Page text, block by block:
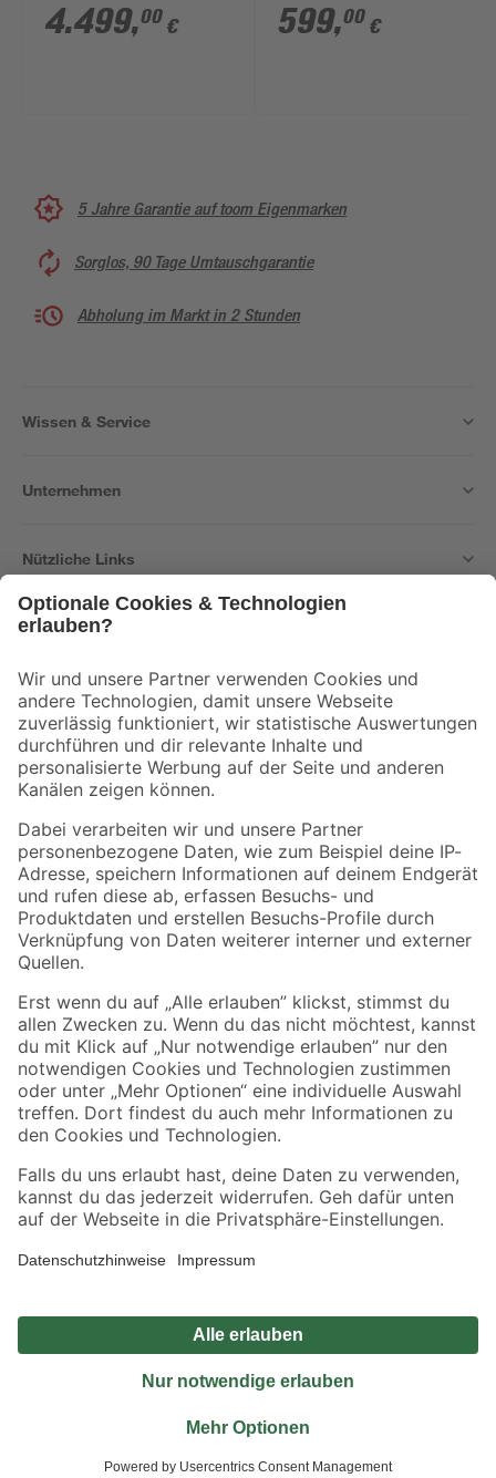
cm Acrylglas klar
4.499,00 €
Acrylglas klar
599,00 €
5 Jahre Garantie auf toom Eigenmarken
Sorglos, 90 Tage Umtauschgarantie
Abholung im Markt in 2 Stunden
Wissen & Service
Unternehmen
Nützliche Links
Der toom Newsletter: Keine Angebote und Aktionen mehr verpassen!
Zur Newsletter Anmeldung
Folge uns
Zahlungsarten Versandarten
Sicher einkaufen
Jetzt die toom-App herunterladen
Alle Preisangaben in EUR inkl. gesetzl. MwSt.. Die dargestellten Angebote sind unter
Umständen nicht in allen Märkten verfügbar. Die angegebenen Verfügbarkeiten beziehen
Produkte nur solange der Vorrat reicht.
*Paketversand ab 59 € versandkostenfrei, gilt nicht für Artikel mit Speditionsversand, hier
Privatsphäre Impressum
Nutzungsbedingungen
Widerrufsrecht
Vertrag widerrufen
© 2026 toom Baumarkt GmbH